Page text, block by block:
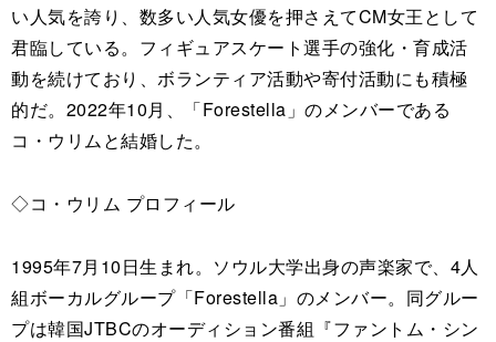
い人気を誇り、数多い人気女優を押さえてCM女王として
君臨している。フィギュアスケート選手の強化・育成活
動を続けており、ボランティア活動や寄付活動にも積極
的だ。2022年10月、「Forestella」のメンバーである
コ・ウリムと結婚した。
◇コ・ウリム プロフィール
1995年7月10日生まれ。ソウル大学出身の声楽家で、4人
組ボーカルグループ「Forestella」のメンバー。同グルー
プは韓国JTBCのオーディション番組『ファントム・シン